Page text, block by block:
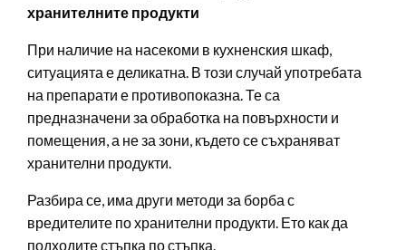
хранителните продукти
При наличие на насекоми в кухненския шкаф,
ситуацията е деликатна. В този случай употребата
на препарати е противопоказна. Те са
предназначени за обработка на повърхности и
помещения, а не за зони, където се съхраняват
хранителни продукти.
Разбира се, има други методи за борба с
вредителите по хранителни продукти. Ето как да
подходите стъпка по стъпка.